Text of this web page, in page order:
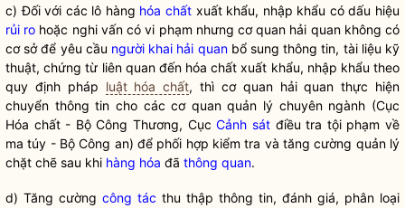
c) Đối với các lô hàng hóa chất xuất khẩu, nhập khẩu có dấu hiệu
rủi ro hoặc nghi vấn có vi phạm nhưng cơ quan hải quan không có
cơ sở để yêu cầu người khai hải quanbổ sung thông tin, tài liệu kỹ
thuật, chứng từ liên quan đến hóa chất xuất khẩu, nhập khẩu theo
quy định pháp luật hóa chất, thì cơ quan hải quan thực hiện
chuyển thông tin cho các cơ quan quản lý chuyên ngành (Cục
Hóa chất- Bộ Công Thương, CụcCảnh sátđiều tra tội phạm về
ma túy - Bộ Công an) để phối hợp kiểm tra và tăng cường quản lý
chặt chẽ sau khi hàng hóa đã thông quan.
d) Tăng cường công tác thu thập thông tin, đánh giá, phân loại